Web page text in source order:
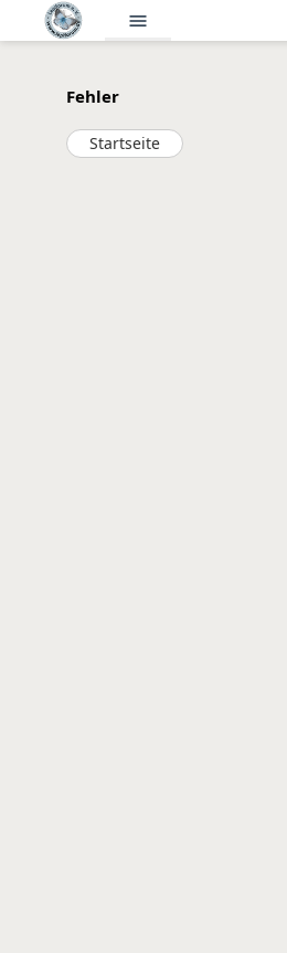
menu
Fehler
Startseite